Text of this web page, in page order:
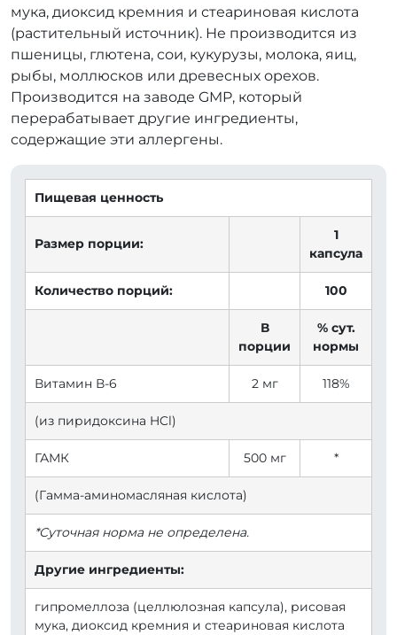
мука, диоксид кремния и стеариновая кислота
(растительный источник). Не производится из
пшеницы, глютена, сои, кукурузы, молока, яиц,
рыбы, моллюсков или древесных орехов.
Производится на заводе GMP, который
перерабатывает другие ингредиенты,
содержащие эти аллергены.
Пищевая ценность
Размер порции:
1
капсула
Количество порций: 100
В
порции
% сут.
нормы
Витамин В-6 2 мг 118%
(из пиридоксина HCl)
ГАМК 500 мг *
(Гамма-аминомасляная кислота)
*Суточная норма не определена.
Другие ингредиенты:
гипромеллоза (целлюлозная капсула), рисовая
мука, диоксид кремния и стеариновая кислота